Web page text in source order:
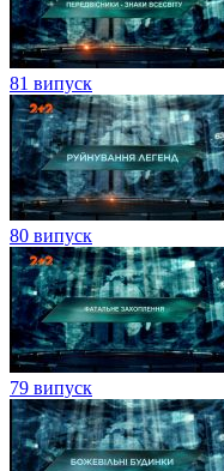
81 випуск
80 випуск
79 випуск